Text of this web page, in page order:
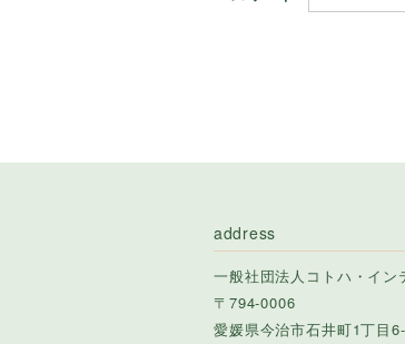
address
一般社団法人コトハ・イン
〒794-0006
愛媛県今治市石井町1丁目